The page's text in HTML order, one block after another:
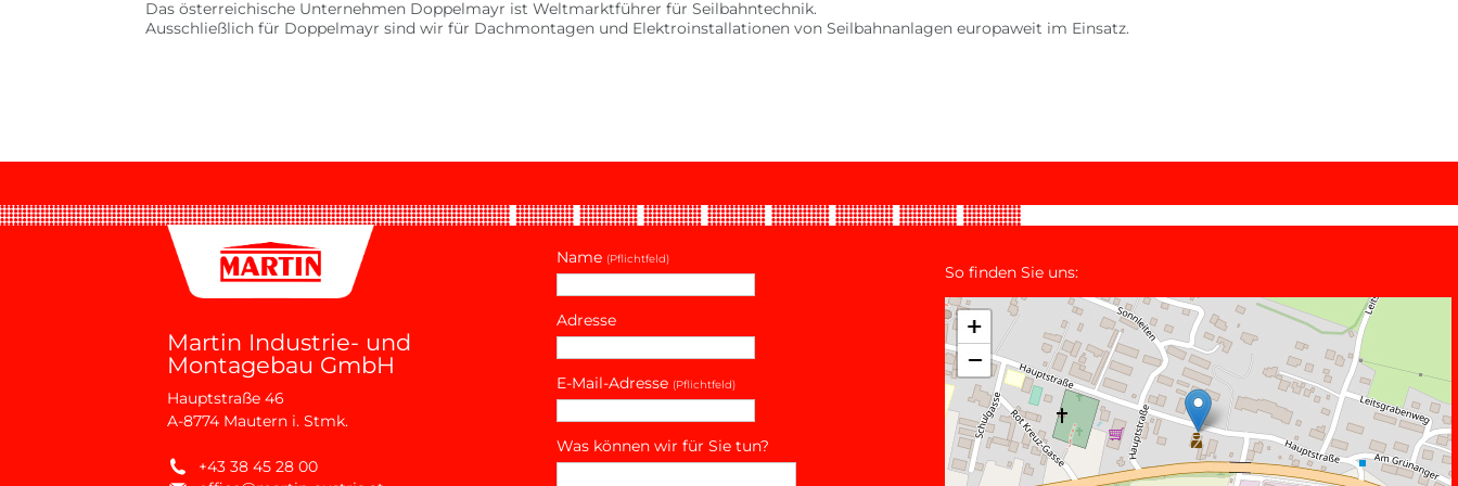
Das österreichische Unternehmen Doppelmayr ist Weltmarktführer für Seilbahntechnik.
Ausschließlich für Doppelmayr sind wir für Dachmontagen und Elektroinstallationen von Seilbahnanlagen europaweit im Einsatz.
Martin Industrie- und
Montagebau GmbH
Hauptstraße 46
A-8774 Mautern i. Stmk.
+43 38 45 28 00
Name (Pflichtfeld)
Adresse
E-Mail-Adresse (Pflichtfeld)
Was können wir für Sie tun?
So finden Sie uns: